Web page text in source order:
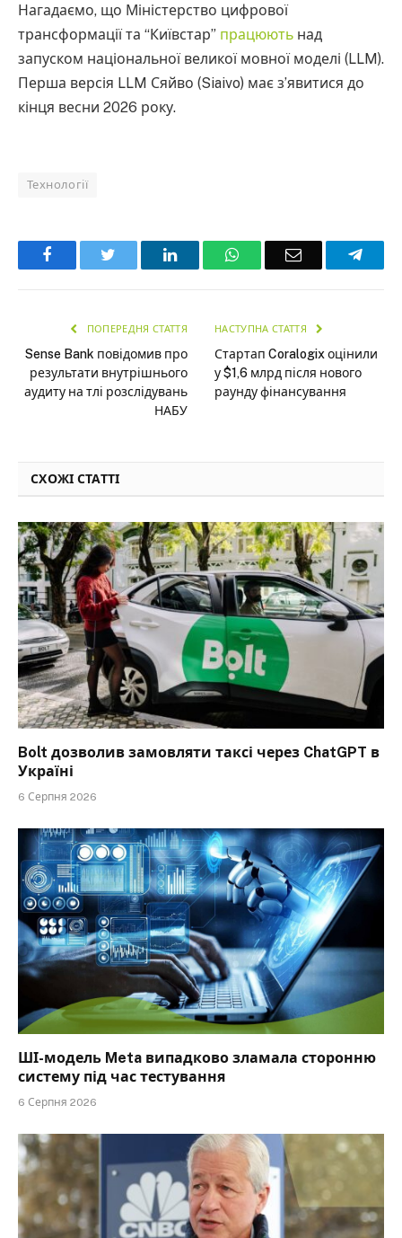
Нагадаємо, що Міністерство цифрової
трансформації та “Київстар” працюють над
запуском національної великої мовної моделі (LLM).
Перша версія LLM Сяйво (Siaivo) має з’явитися до
кінця весни 2026 року.
Технології
Facebook LinkedInWhatsAppEmail
ПОПЕРЕДНЯ СТАТТЯ
Sense Bank повідомив про
результати внутрішнього
аудиту на тлі розслідувань
НАБУ
НАСТУПНА СТАТТЯ
Стартап Coralogix оцінили
у $1,6 млрд після нового
раунду фінансування
СХОЖІ СТАТТІ
Bolt дозволив замовляти таксі через ChatGPT в
Україні
6 Серпня 2026
ШІ-модель Meta випадково зламала сторонню
систему під час тестування
6 Серпня 2026